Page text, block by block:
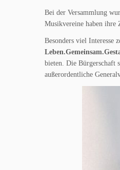
Bei der Versammlung
Musikvereine haben ihre
Besonders viel Interesse
bieten. Die Bürgerschaft
außerordentliche